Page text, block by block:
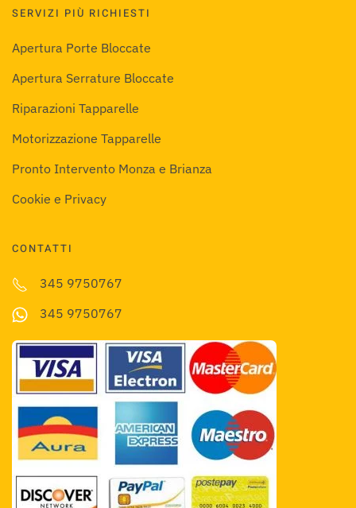
SERVIZI PIÙ RICHIESTI
Apertura Porte Bloccate
Apertura Serrature Bloccate
Riparazioni Tapparelle
Motorizzazione Tapparelle
Pronto Intervento Monza e Brianza
Cookie e Privacy
CONTATTI
345 9750767
345 9750767